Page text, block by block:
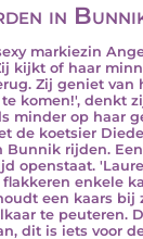
in
markiezin
kijkt of haar
Zij geniet van
komen!', denkt
minder op haar
de koetsier
rijden.
openstaat.
enkele
een kaars
te peuteren.
dit is iets voor